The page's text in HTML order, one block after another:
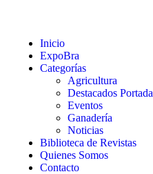
Inicio
ExpoBra
Categorías
Agricultura
Destacados Portada
Eventos
Ganadería
Noticias
Biblioteca de Revistas
Quienes Somos
Contacto